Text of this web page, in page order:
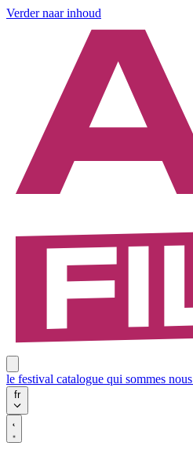
Verder naar inhoud
le festival catalogue qui sommes nous
fr